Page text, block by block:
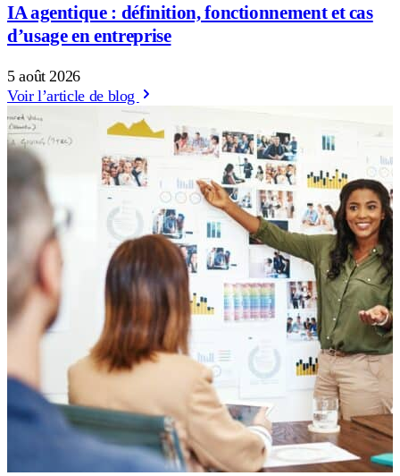
IA agentique : définition, fonctionnement et cas
d’usage en entreprise
5 août 2026
Voir l’article de blog